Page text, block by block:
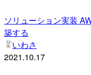
ソリューション実装
築する
いわさ
2021.10.17